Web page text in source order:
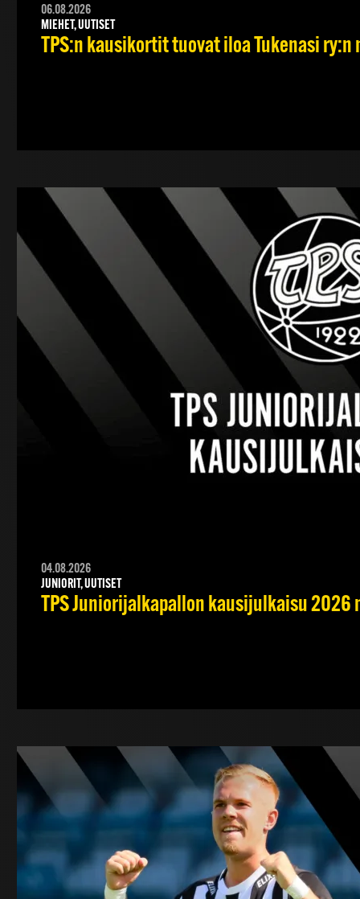
06.08.2026
MIEHET, UUTISET
TPS:n kausikortit tuovat iloa Tukenasi
04.08.2026
JUNIORIT, UUTISET
TPS Juniorijalkapallon kausijulkaisu 2026